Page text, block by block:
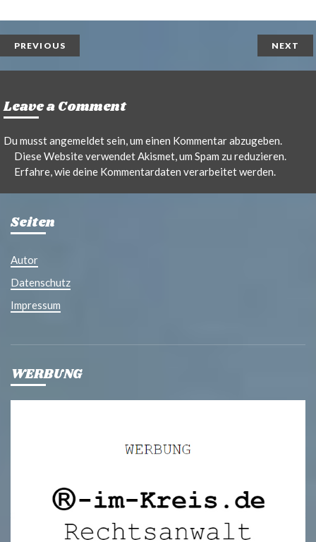
n
i
PREVIOUS NEXT
Leave a Comment
Du musstangemeldetsein, um einen Kommentar abzugeben.
Diese Website verwendet Akismet, um Spam zu reduzieren.
Erfahre, wie deine Kommentardaten verarbeitet werden.
Seiten
Autor
Datenschutz
Impressum
WERBUNG